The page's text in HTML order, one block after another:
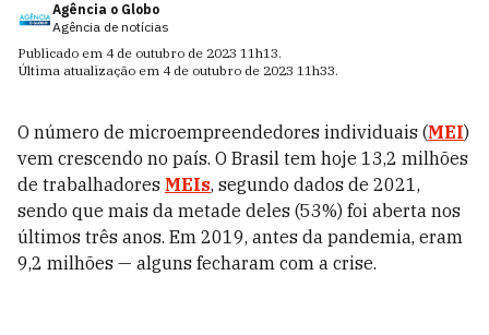
Agência o Globo
Agência de notícias
Publicado em 4 de outubro de 2023 11h13.
Última atualização em 4 de outubro de 2023 11h33.
O número de microempreendedores individuais (MEI)
vem crescendo no país. O Brasil tem hoje 13,2 milhões
de trabalhadores MEIs, segundo dados de 2021,
sendo que mais da metade deles (53%) foi aberta nos
últimos três anos. Em 2019, antes da pandemia, eram
9,2 milhões — alguns fecharam com a crise.